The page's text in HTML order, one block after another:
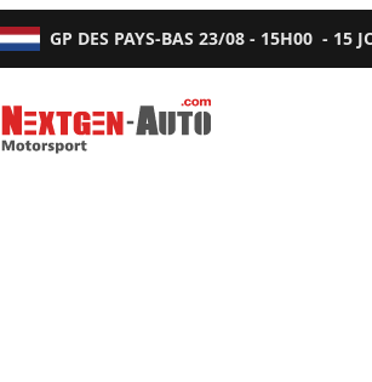
GP DES PAYS-BAS 23/08 - 15H00 - 15
Nextgen-Auto.com